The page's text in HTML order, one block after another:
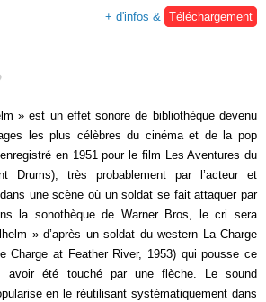
+ d'infos &
Téléchargement
» est un effet sonore de bibliothèque devenu
les plus célèbres du cinéma et de la pop
en 1951 pour le film Les Aventures du
Drums), très probablement par l’acteur et
une scène où un soldat se fait attaquer par
la sonothèque de Warner Bros, le cri sera
» d’après un soldat du western La Charge
Charge at Feather River, 1953) qui pousse ce
avoir été touché par une flèche. Le sound
en le réutilisant systématiquement dans